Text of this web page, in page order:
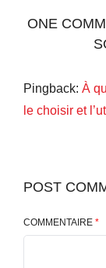
ONE
Pingback: À
le choisir et
POST
COMMENTAIRE *